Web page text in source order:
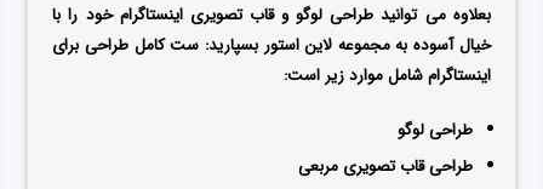
بعلاوه می توانید طراحی لوگو و قاب تصویری اینستاگرام خود را با
خیال آسوده به مجموعه لاین استور بسپارید: ست کامل طراحی برای
اینستاگرام شامل موارد زیر است:
طراحی لوگو
طراحی قاب تصویری مربعی